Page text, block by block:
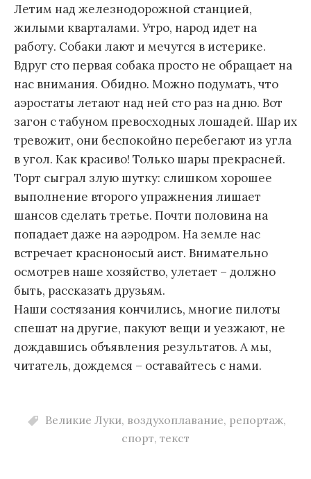
Летим над железнодорожной станцией,
жилыми кварталами. Утро, народ идет на
работу. Собаки лают и мечутся в истерике.
Вдруг сто первая собака просто не обращает на
нас внимания. Обидно. Можно подумать, что
аэростаты летают над ней сто раз на дню. Вот
загон с табуном превосходных лошадей. Шар их
тревожит, они беспокойно перебегают из угла
в угол. Как красиво! Только шары прекрасней.
Торт сыграл злую шутку: слишком хорошее
выполнение второго упражнения лишает
шансов сделать третье. Почти половина на
попадает даже на аэродром. На земле нас
встречает красноносый аист. Внимательно
осмотрев наше хозяйство, улетает – должно
быть, рассказать друзьям.
Наши состязания кончились, многие пилоты
спешат на другие, пакуют вещи и уезжают, не
дождавшись объявления результатов. А мы,
читатель, дождемся – оставайтесь с нами.
Великие Луки, воздухоплавание, репортаж,
спорт, текст